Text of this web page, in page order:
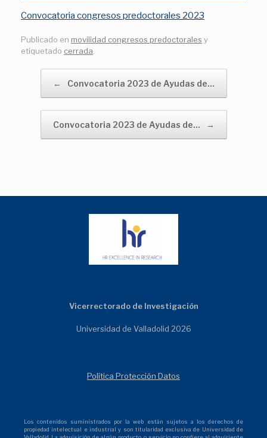
Convocatoria congresos predoctorales 2023
Publicado en movilidad congresos predoctorales y
etiquetado cerrada
← Convocatoria 2023 de Ayudas de…
Convocatoria 2023 de Ayudas de… →
Vicerrectorado de Investigación
Universidad de Valladolid 2026
Política Protección Datos
Los contenidos suministrados por la web están sujetos a los derechos de
propiedad intelectual e industrial y son titularidad exclusiva de Universidad de